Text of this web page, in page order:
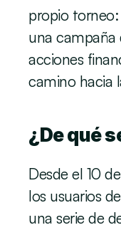
propio torneo:
una
acciones
camino hacia
¿De qué
Desde el 10
los usuarios
una serie de